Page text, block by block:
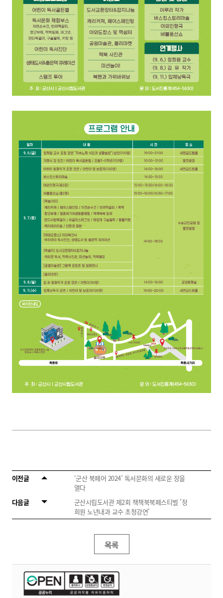
이전글
‘군산 북페어 2024’ 독서문화의 새로운 장을
열다
다음글
군산시립도서관 제2회 책책북북페스티벌 '정
희원 노년내과 교수 초청강연'
목록